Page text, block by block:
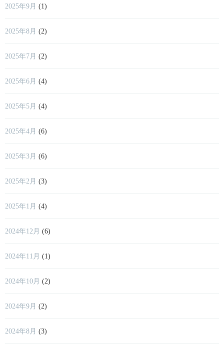
2025年9月 (1)
2025年8月 (2)
2025年7月 (2)
2025年6月 (4)
2025年5月 (4)
2025年4月 (6)
2025年3月 (6)
2025年2月 (3)
2025年1月 (4)
2024年12月 (6)
2024年11月 (1)
2024年10月 (2)
2024年9月 (2)
2024年8月 (3)